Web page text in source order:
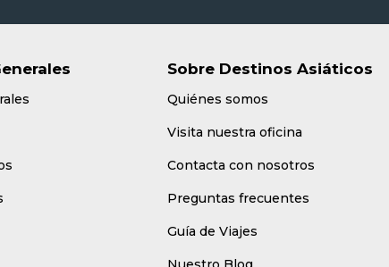
Sobre Destinos Asiáticos
Quiénes somos
Visita nuestra oficina
Contacta con nosotros
Preguntas frecuentes
Guía de Viajes